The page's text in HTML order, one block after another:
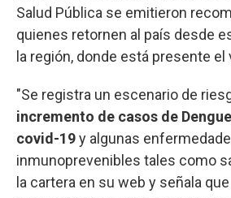
Salud Pública se emitieron
quienes retornen al país desde
la región, donde está presente el
"Se registra un escenario de
incremento de casos de
covid-19y algunas
inmunoprevenibles tales como
la cartera en su web y señala